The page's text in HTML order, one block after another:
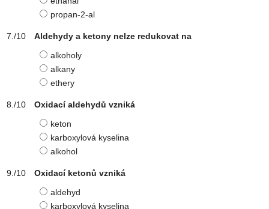
propan-2-al
Aldehydy a ketony nelze redukovat na
alkoholy
alkany
ethery
Oxidací aldehydů vzniká
keton
karboxylová kyselina
alkohol
Oxidací ketonů vzniká
aldehyd
karboxylová kyselina